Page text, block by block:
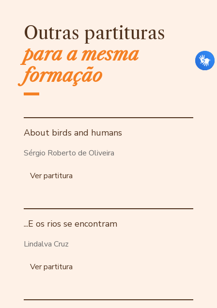
Outras partituras
para a mesma
formação
About birds and humans
Sérgio Roberto de Oliveira
Ver partitura
...E os rios se encontram
Lindalva Cruz
Ver partitura